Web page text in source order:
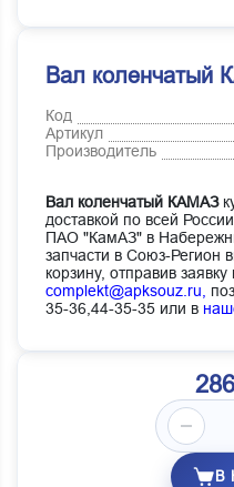
Вал коленчатый
Код
Артикул
Производитель
Вал коленчатый КАМАЗ
доставкой по всей
ПАО "КамАЗ" в
запчасти в Союз-Регион
корзину, отправив заявку
complekt@apksouz.ru,
35-36,44-35-35 или в
В